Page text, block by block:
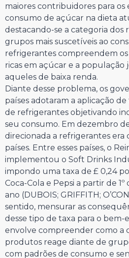
maiores contribuidores para os
consumo de açúcar na dieta
destacando-se a categoria dos
grupos mais suscetíveis ao
refrigerantes compreendem
ricas em açúcar e a população
aqueles de baixa renda.
Diante desse problema, os
países adotaram a aplicação
de refrigerantes objetivando
seu consumo. Em dezembro
direcionada a refrigerantes era
países. Entre esses países, o
implementou o Soft Drinks
impondo uma taxa de £ 0,24
Coca-Cola e Pepsi a partir de
ano (DUBOIS; GRIFFITH;
sentido, mensurar as
desse tipo de taxa para o
envolve compreender como a
produtos reage diante de
com padrões de consumo e